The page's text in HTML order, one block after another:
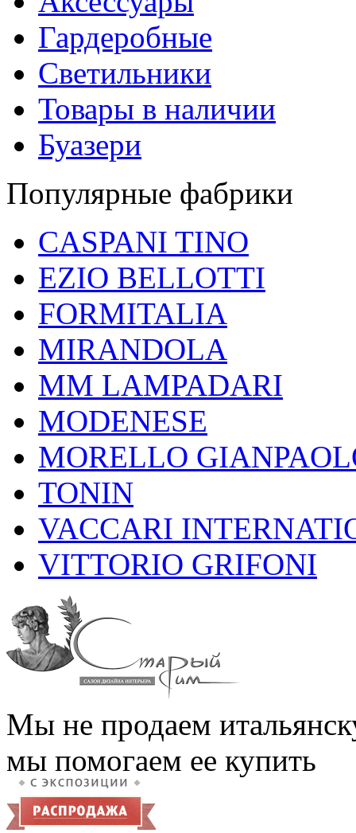
Гардеробные
Светильники
Товары в наличии
Буазери
Популярные фабрики
CASPANI TINO
EZIO BELLOTTI
FORMITALIA
MIRANDOLA
MM LAMPADARI
MODENESE
MORELLO
TONIN
VACCARI
VITTORIO GRIFONI
Мы не продаем
мы помогаем ее купить